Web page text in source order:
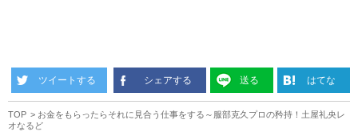
ツイートする シェアする 送る はてな
TOP
お金をもらったらそれに見合う仕事をする～服部克久プロの矜持！土屋礼央レ
オなるど